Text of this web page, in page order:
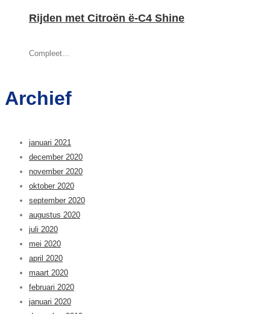
Rijden met Citroën ë-C4 Shine
Compleet...
Archief
januari 2021
december 2020
november 2020
oktober 2020
september 2020
augustus 2020
juli 2020
mei 2020
april 2020
maart 2020
februari 2020
januari 2020